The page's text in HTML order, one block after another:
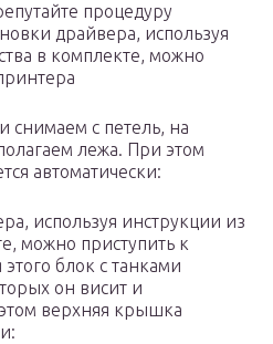
процедуру
драйвера, используя
в комплекте, можно
снимаем с петель, на
лежа. При этом
автоматически:
используя инструкции из
можно приступить к
блок с танками
он висит и
верхняя крышка